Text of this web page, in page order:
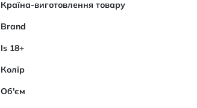
Країна-виготовлення товару
Brand
Is 18+
Колір
Об'єм